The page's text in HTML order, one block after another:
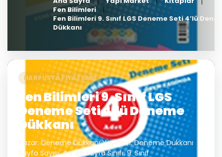
Fen Bilimleri
Fen Bilimleri 9. Sınıf LGS Deneme Seti 4’lü
Dükkanı
HARPUSTA FIYATLARI
Fen Bilimleri 9. Sınıf LGS
Deneme Seti 4’lü Deneme
Dükkanı
Yazar: Deneme Dükkanı Yayınevi: Deneme Dükkanı
Sayfa Sayısı: 4 x 48 sayfa Sınıfı: 9. Sınıf